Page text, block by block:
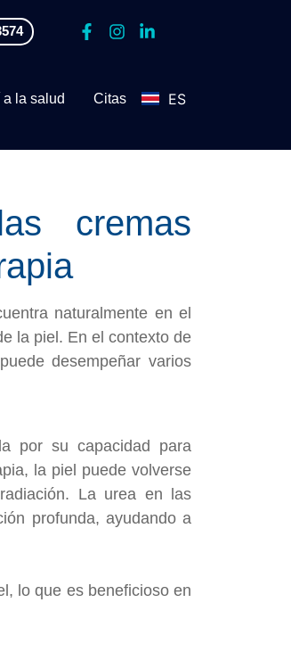
a la salud Citas ES
EN
cremas
naturalmente en el
la piel. En el contexto de
desempeñar varios
por su capacidad para
la piel puede volverse
La urea en las
profunda, ayudando a
lo que es beneficioso en